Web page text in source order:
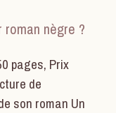
roman nègre ?
pages, Prix
de
son roman Un